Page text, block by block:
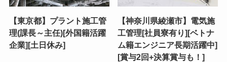
【東京都】プラント施工管
理(課長～主任)[外国籍活躍
企業][土日休み]
【神奈川県綾瀬市】電気施
工管理[社員寮有り][ベトナ
ム籍エンジニア長期活躍中]
[賞与2回+決算賞与も！]